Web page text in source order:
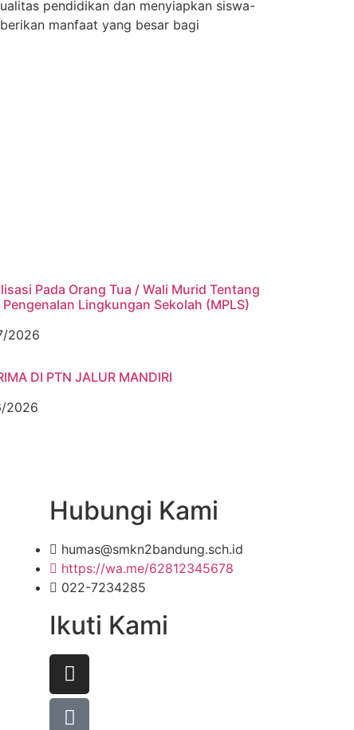
pendidikan dan menyiapkan siswa-
manfaat yang besar bagi
Pada Orang Tua / Wali Murid Tentang
Pengenalan Lingkungan Sekolah (MPLS)
2026
DI PTN JALUR MANDIRI
2026
Hubungi Kami
humas@smkn2bandung.sch.id
https://wa.me/62812345678
022-7234285
Ikuti Kami